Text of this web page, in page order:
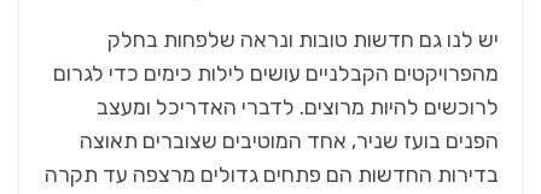
יש לנו גם חדשות טובות ונראה שלפחות בחלק
מהפרויקטים הקבלניים עושים לילות כימים כדי לגרום
לרוכשים להיות מרוצים. לדברי האדריכל ומעצב
הפנים בועז שניר, אחד המוטיבים שצוברים תאוצה
בדירות החדשות הם פתחים גדולים מרצפה עד תקרה